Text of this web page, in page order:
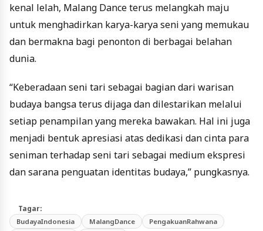
kenal lelah, Malang Dance terus melangkah maju
untuk menghadirkan karya-karya seni yang memukau
dan bermakna bagi penonton di berbagai belahan
dunia.
“Keberadaan seni tari sebagai bagian dari warisan
budaya bangsa terus dijaga dan dilestarikan melalui
setiap penampilan yang mereka bawakan. Hal ini juga
menjadi bentuk apresiasi atas dedikasi dan cinta para
seniman terhadap seni tari sebagai medium ekspresi
dan sarana penguatan identitas budaya,” pungkasnya.
Tagar:
BudayaIndonesia MalangDance
PengakuanRahwana